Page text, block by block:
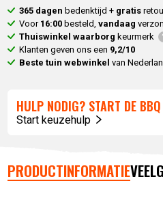
8,76.
365 dagen bedenktijd + gratis
Voor 16:00 besteld,vandaag
Thuiswinkel waarborg keurmerk
Klanten geven ons een 9,2/10
Beste tuin webwinkel van
HULP NODIG? START DE
Start keuzehulp
PRODUCTINFORMATIE